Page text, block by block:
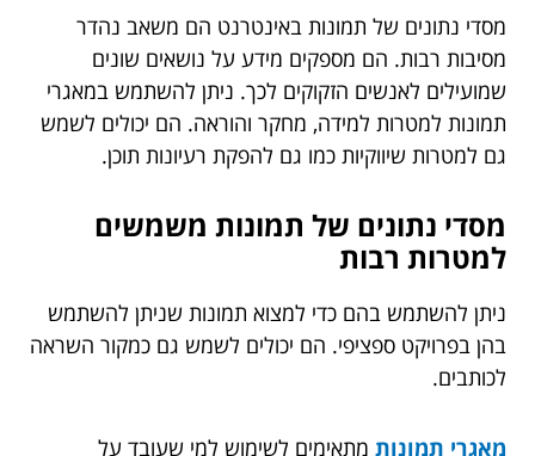
מסדי נתונים של תמונות באינטרנט הם משאב נהדר
מסיבות רבות. הם מספקים מידע על נושאים שונים
שמועילים לאנשים הזקוקים לכך. ניתן להשתמש במאגרי
תמונות למטרות למידה, מחקר והוראה. הם יכולים לשמש
גם למטרות שיווקיות כמו גם להפקת רעיונות תוכן.
מסדי נתונים של תמונות משמשים
למטרות רבות
ניתן להשתמש בהם כדי למצוא תמונות שניתן להשתמש
בהן בפרויקט ספציפי. הם יכולים לשמש גם כמקור השראה
לכותבים.
מאגרי תמונות מתאימים לשימוש למי שעובד על